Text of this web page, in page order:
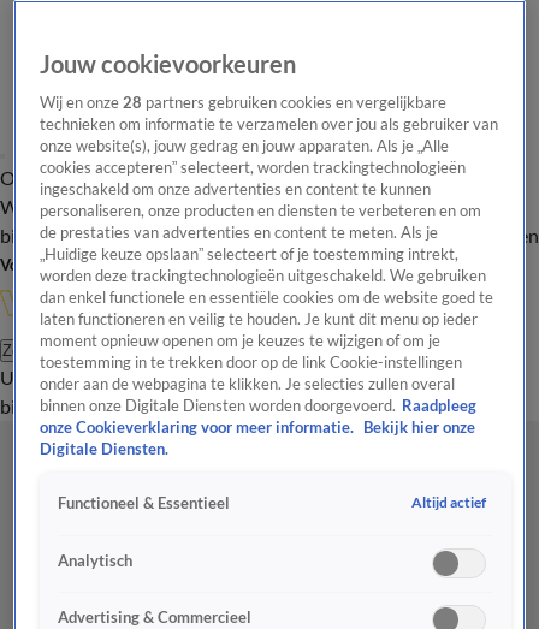
Overzicht Onze programma's Uitzendingen Onze gezichten
In de
WandelgangenInterviewsUitzending
bijwonenPodcastShopVeelgestelde vragenKijkersvraag insturen
Volg Vandaag Inside
Zoeken
UitzendingenVandaag InsideDe OranjezomerShopUitzending
bijwonen
Jouw cookievoorkeuren
Wij en onze28 partners gebruiken cookies en vergelijkbare
technieken om informatie te verzamelen over jou als gebruiker van
onze website(s), jouw gedrag en jouw apparaten. Als je „Alle
cookies accepteren” selecteert, worden trackingtechnologieën
ingeschakeld om onze advertenties en content te kunnen
personaliseren, onze producten en diensten te verbeteren en om
de prestaties van advertenties en content te meten. Als je
„Huidige keuze opslaan” selecteert of je toestemming intrekt,
worden deze trackingtechnologieën uitgeschakeld. We gebruiken
dan enkel functionele en essentiële cookies om de website goed te
laten functioneren en veilig te houden. Je kunt dit menu op ieder
moment opnieuw openen om je keuzes te wijzigen of om je
toestemming in te trekken door op de link Cookie-instellingen
onder aan de webpagina te klikken. Je selecties zullen overal
binnen onze Digitale Diensten worden doorgevoerd. Raadpleeg
onze Cookieverklaring voor meer informatie.
Bekijk hier onze
Digitale Diensten.
Functioneel & Essentieel Altijd actief
Analytisch
Advertising & Commercieel